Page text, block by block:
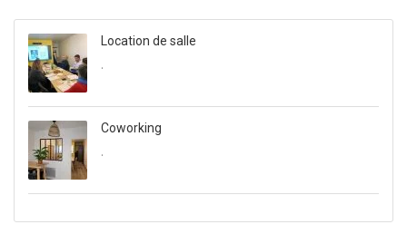
Location de salle
.
Coworking
.